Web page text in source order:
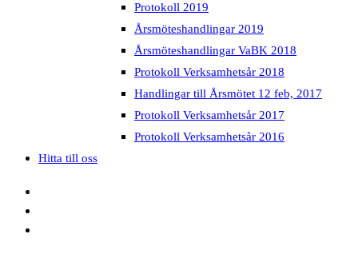
Protokoll 2019
Årsmöteshandlingar 2019
Årsmöteshandlingar VaBK 2018
Protokoll Verksamhetsår 2018
Handlingar till Årsmötet 12 feb, 2017
Protokoll Verksamhetsår 2017
Protokoll Verksamhetsår 2016
Hitta till oss